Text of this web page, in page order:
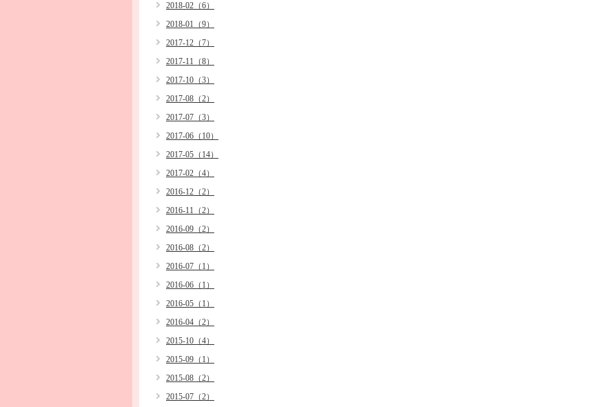
2018-02（6）
2018-01（9）
2017-12（7）
2017-11（8）
2017-10（3）
2017-08（2）
2017-07（3）
2017-06（10）
2017-05（14）
2017-02（4）
2016-12（2）
2016-11（2）
2016-09（2）
2016-08（2）
2016-07（1）
2016-06（1）
2016-05（1）
2016-04（2）
2015-10（4）
2015-09（1）
2015-08（2）
2015-07（2）